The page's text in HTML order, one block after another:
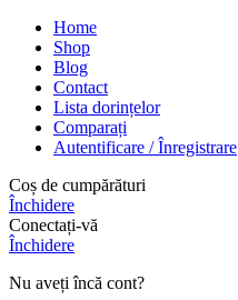
Home
Shop
Blog
Contact
Lista dorințelor
Comparați
Autentificare / Înregistrare
Coș de cumpărături
Închidere
Conectați-vă
Închidere
Nu aveți încă cont?